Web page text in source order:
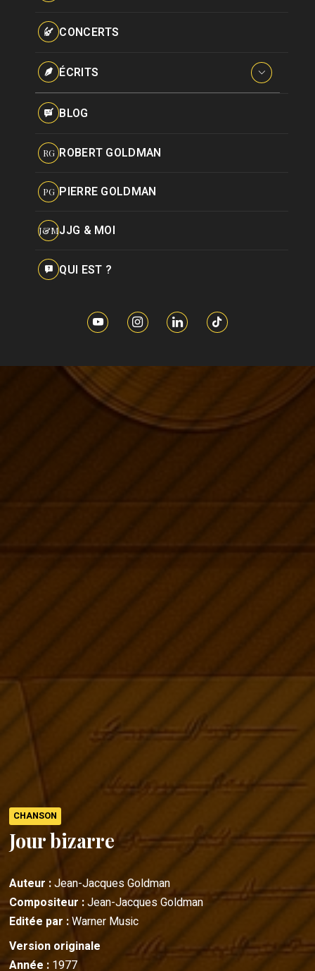
Pseudonymes
CONCERTS
ÉCRITS
Interviews
BLOG
RG ROBERT GOLDMAN
PG PIERRE GOLDMAN
J&MJJG & MOI
QUI EST ?
CHANSON
Jour bizarre
Auteur :Jean-Jacques Goldman
Compositeur :Jean-Jacques Goldman
Editée par :Warner Music
Version originale
Année :1977